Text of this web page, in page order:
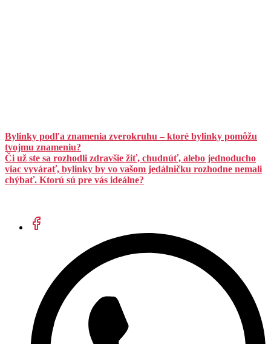
Bylinky podľa znamenia zverokruhu – ktoré bylinky pomôžu
tvojmu znameniu?
Či už ste sa rozhodli zdravšie žiť, chudnúť, alebo jednoducho
viac vyvárať, bylinky by vo vašom jedálničku rozhodne nemali
chýbať. Ktorú sú pre vás ideálne?